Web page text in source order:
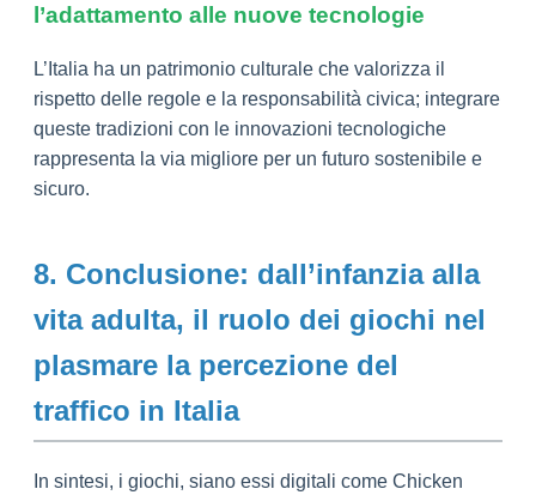
l’adattamento alle nuove tecnologie
L’Italia ha un patrimonio culturale che valorizza il
rispetto delle regole e la responsabilità civica; integrare
queste tradizioni con le innovazioni tecnologiche
rappresenta la via migliore per un futuro sostenibile e
sicuro.
8. Conclusione: dall’infanzia alla
vita adulta, il ruolo dei giochi nel
plasmare la percezione del
traffico in Italia
In sintesi, i giochi, siano essi digitali come Chicken